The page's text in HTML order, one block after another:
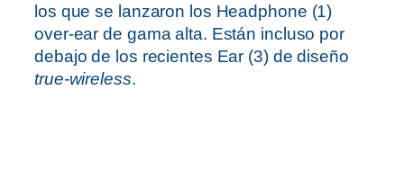
los que se lanzaron los Headphone (1)
over-ear de gama alta. Están incluso por
debajo de los recientes Ear (3) de diseño
true-wireless.